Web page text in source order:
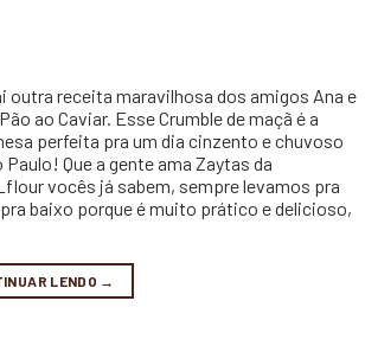
outra receita maravilhosa dos amigos Ana e
ao Caviar. Esse Crumble de maçã é a
perfeita pra um dia cinzento e chuvoso
Paulo! Que a gente ama Zaytas da
vocês já sabem, sempre levamos pra
baixo porque é muito prático e delicioso,
LENDO →